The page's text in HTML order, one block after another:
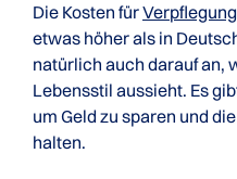
Die Kosten fürVerpflegung
etwas höher als in
natürlich auch darauf an,
Lebensstil aussieht. Es
um Geld zu sparen und
halten.